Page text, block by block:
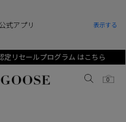
リセールプログラム はこちら
Canada Goose
0
式アプリ 表示する